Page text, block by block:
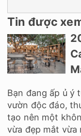
Tin được
Bạn đang ấp ủ ý
vườn độc đáo,
tạo nên một
vừa đẹp mắt vừa